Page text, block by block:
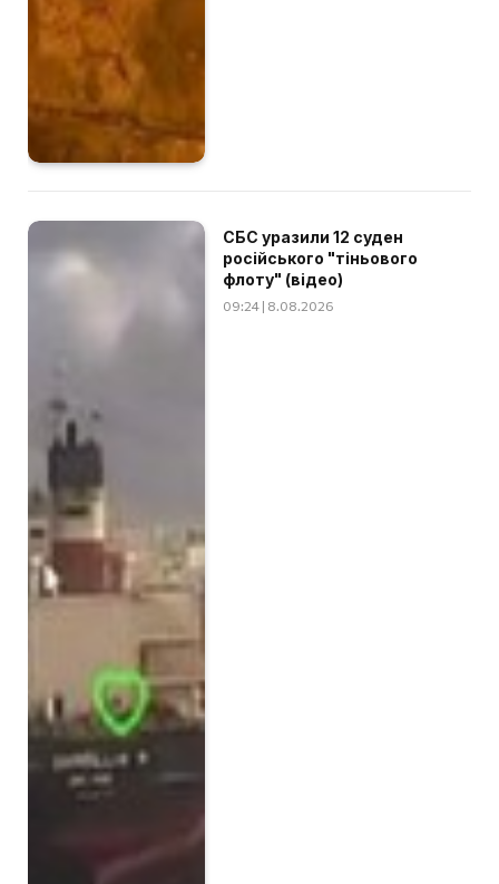
СБС уразили 12 суден
російського "тіньового
флоту" (відео)
09:24 | 8.08.2026